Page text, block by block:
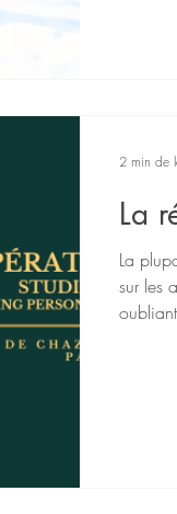
La
La
sur les
2 min de